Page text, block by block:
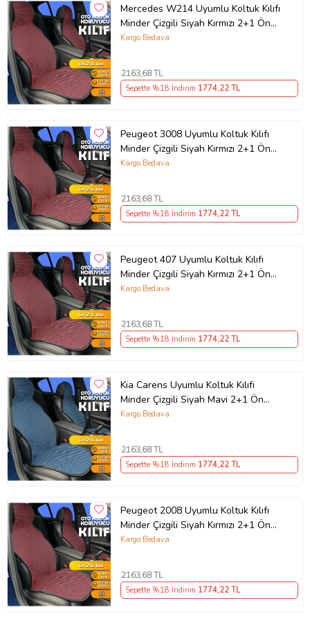
Mercedes W214 Uyumlu Koltuk Kılıfı
Minder Çizgili Siyah Kırmızı 2+1 Ön
Arka Set
Kargo Bedava
2163,68 TL
Sepette %18 İndirim 1774,22 TL
Peugeot 3008 Uyumlu Koltuk Kılıfı
Minder Çizgili Siyah Kırmızı 2+1 Ön
Arka Set
Kargo Bedava
2163,68 TL
Sepette %18 İndirim 1774,22 TL
Peugeot 407 Uyumlu Koltuk Kılıfı
Minder Çizgili Siyah Kırmızı 2+1 Ön
Arka Set
Kargo Bedava
2163,68 TL
Sepette %18 İndirim 1774,22 TL
Kia Carens Uyumlu Koltuk Kılıfı
Minder Çizgili Siyah Mavi 2+1 Ön
Arka Set
Kargo Bedava
2163,68 TL
Sepette %18 İndirim 1774,22 TL
Peugeot 2008 Uyumlu Koltuk Kılıfı
Minder Çizgili Siyah Kırmızı 2+1 Ön
Arka Set
Kargo Bedava
2163,68 TL
Sepette %18 İndirim 1774,22 TL